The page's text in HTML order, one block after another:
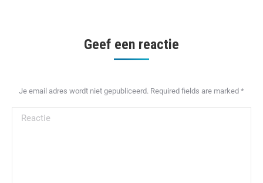
Geef een reactie
Je email adres wordt niet gepubliceerd. Required fields are marked *
Reactie